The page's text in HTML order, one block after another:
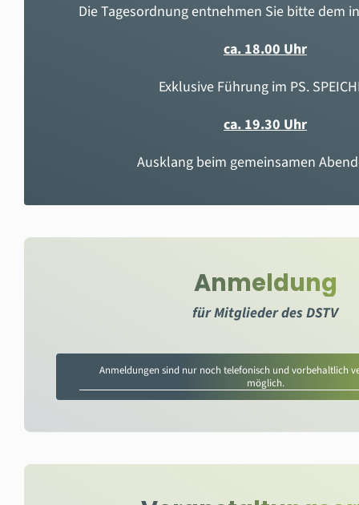
Die Tagesordnung entnehmen Sie bitte dem
ca. 18.00 Uhr
Exklusive Führung im PS.
ca. 19.30 Uhr
Ausklang beim gemeinsamen
Anmeldung
für Mitglieder des DSTV
Anmeldungen sind nur noch telefonisch und vorbehaltlich
möglich.